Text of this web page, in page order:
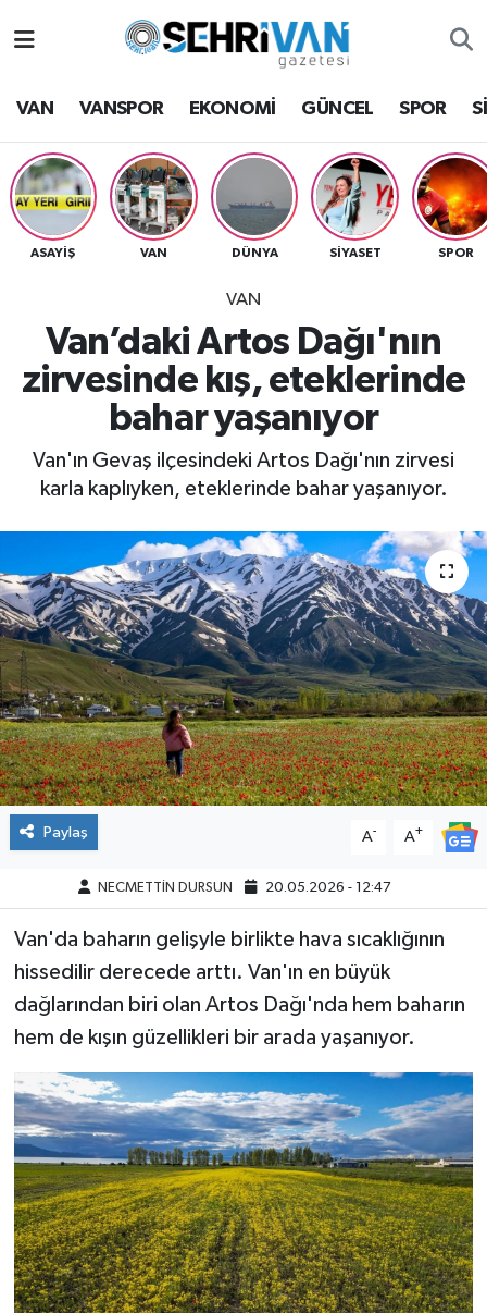
VAN VANSPOR EKONOMİ GÜNCEL SPOR
ASAYİŞ VAN DÜNYA SİYASET SPOR
VAN
Van’daki Artos Dağı'nın
zirvesinde kış, eteklerinde
bahar yaşanıyor
Van'ın Gevaş ilçesindeki Artos Dağı'nın zirvesi
karla kaplıyken, eteklerinde bahar yaşanıyor.
Paylaş A- A+
NECMETTİN DURSUN 20.05.2026 - 12:47
Van'da baharın gelişyle birlikte hava sıcaklığının
hissedilir derecede arttı. Van'ın en büyük
dağlarından biri olan Artos Dağı'nda hem baharın
hem de kışın güzellikleri bir arada yaşanıyor.
Van Hava Durumu
VAN Namaz Vakitleri
Van Trafik Yoğunluk Haritası
Süper Lig Puan Durumu ve Fikstür
Tüm Manşetler
Son Dakika Haberleri
Haber Arşivi